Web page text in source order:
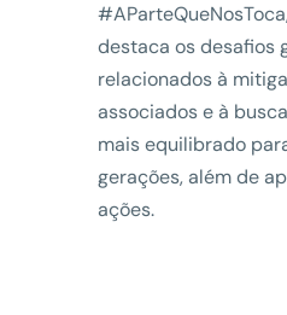
destaca os desafios
relacionados à
associados e à
mais equilibrado
gerações, além de
ações.